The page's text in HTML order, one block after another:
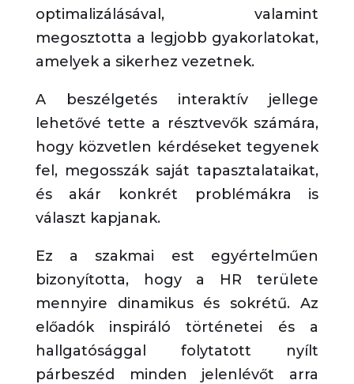
optimalizálásával, valamint
megosztotta a legjobb gyakorlatokat,
amelyek a sikerhez vezetnek.
A beszélgetés interaktív jellege
lehetővé tette a résztvevők számára,
hogy közvetlen kérdéseket tegyenek
fel, megosszák saját tapasztalataikat,
és akár konkrét problémákra is
választ kapjanak.
Ez a szakmai est egyértelműen
bizonyította, hogy a HR területe
mennyire dinamikus és sokrétű. Az
előadók inspiráló történetei és a
hallgatósággal folytatott nyílt
párbeszéd minden jelenlévőt arra